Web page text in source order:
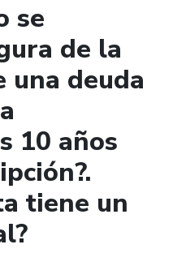
se
de la
deuda
10 años
tiene un